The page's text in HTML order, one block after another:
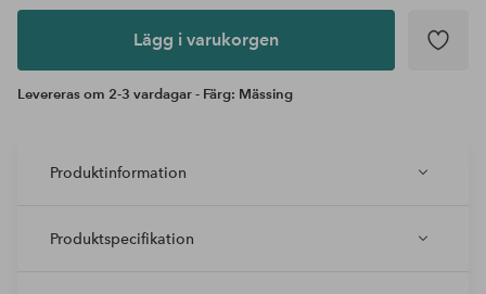
Lägg i varukorgen
Levereras om 2-3 vardagar - Färg: Mässing
Produktinformation
Produktspecifikation